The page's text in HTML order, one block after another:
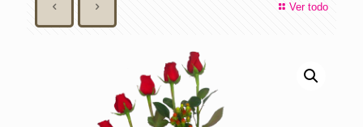
Ver todo